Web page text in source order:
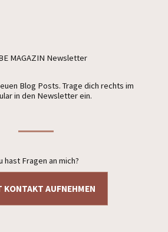
MAGAZIN Newsletter
Blog Posts. Trage dich rechts im
in den Newsletter ein.
hast Fragen an mich?
KONTAKT AUFNEHMEN